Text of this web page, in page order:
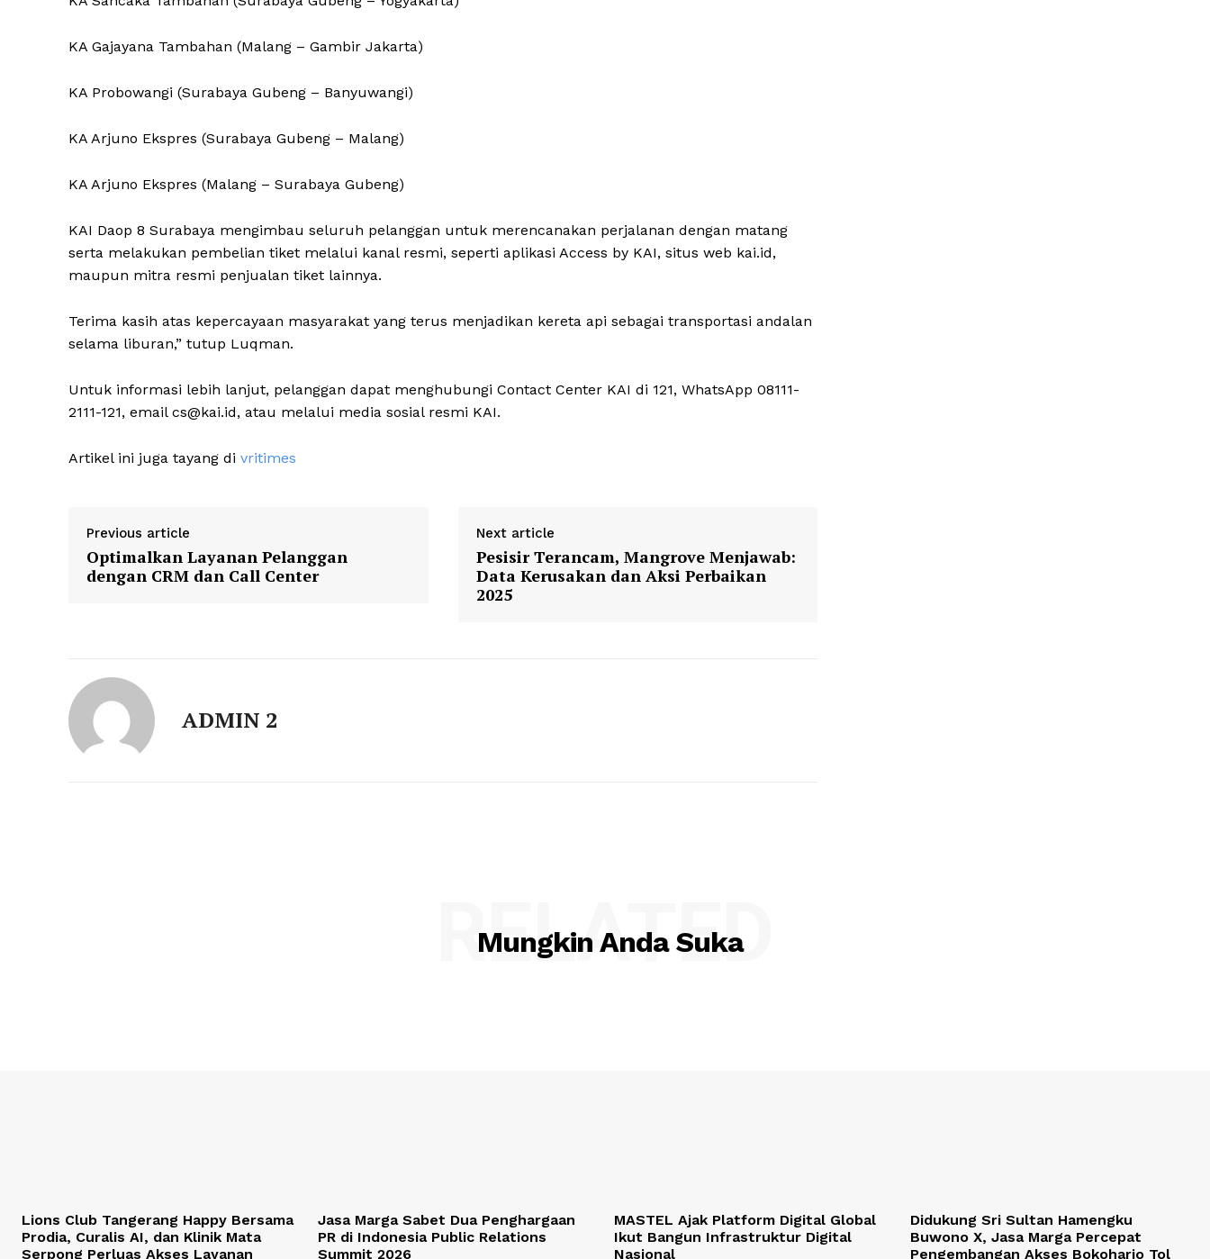
KA Gajayana Tambahan (Malang – Gambir Jakarta)
KA Probowangi (Surabaya Gubeng – Banyuwangi)
KA Arjuno Ekspres (Surabaya Gubeng – Malang)
KA Arjuno Ekspres (Malang – Surabaya Gubeng)
KAI Daop 8 Surabaya mengimbau seluruh pelanggan untuk merencanakan perjalanan dengan matang
serta melakukan pembelian tiket melalui kanal resmi, seperti aplikasi Access by KAI, situs web kai.id,
maupun mitra resmi penjualan tiket lainnya.
Terima kasih atas kepercayaan masyarakat yang terus menjadikan kereta api sebagai transportasi andalan
selama liburan,” tutup Luqman.
Untuk informasi lebih lanjut, pelanggan dapat menghubungi Contact Center KAI di 121, WhatsApp 08111-
2111-121, email cs@kai.id, atau melalui media sosial resmi KAI.
Artikel ini juga tayang di vritimes
Previous article
Optimalkan Layanan Pelanggan
dengan CRM dan Call Center
Next article
Pesisir Terancam, Mangrove Menjawab:
Data Kerusakan dan Aksi Perbaikan
2025
ADMIN 2
Mungkin Anda Suka
RELATED
Lions Club Tangerang Happy Bersama
Prodia, Curalis AI, dan Klinik Mata
Serpong Perluas Akses Layanan
Jasa Marga Sabet Dua Penghargaan
PR di Indonesia Public Relations
Summit 2026
MASTEL Ajak Platform Digital Global
Ikut Bangun Infrastruktur Digital
Nasional
Didukung Sri Sultan Hamengku
Buwono X, Jasa Marga Percepat
Pengembangan Akses Bokoharjo Tol